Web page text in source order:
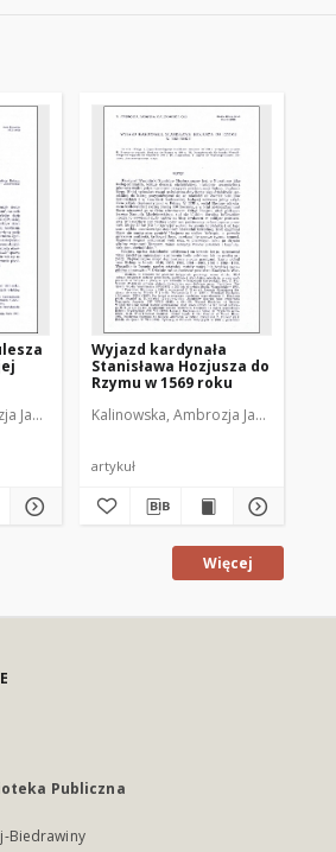
Jadwiga (1943- )
Wyjazd kardynała
Stanisława Hozjusza do
Rzymu w 1569 roku
Kalinowska, Ambrozja Jadwiga
artykuł
Więcej
Publiczna
Biedrawiny